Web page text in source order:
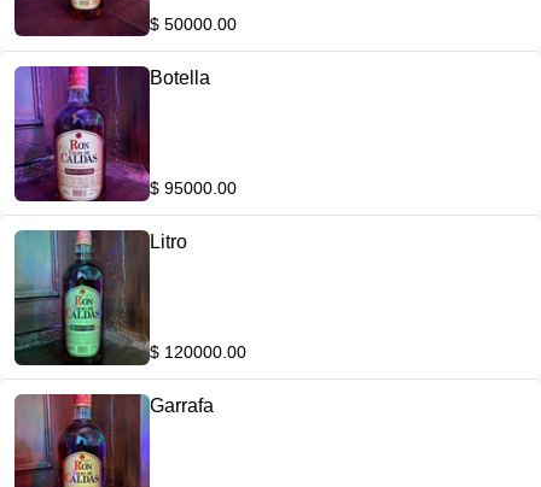
$ 50000.00
Botella
$ 95000.00
Litro
$ 120000.00
Garrafa